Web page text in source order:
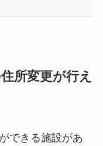
所変更が行え
できる施設があ